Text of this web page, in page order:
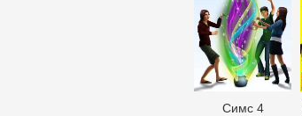
Симс 4